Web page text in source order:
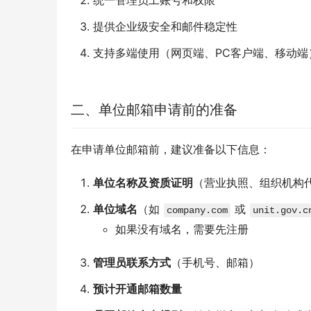
提供企业级安全和邮件稳定性
支持多端使用（网页端、PC客户端、移动端
二、单位邮箱申请前的准备
在申请单位邮箱前，建议准备以下信息：
单位名称及资质证明 （营业执照、组织机构
单位域名 （如 company.com 或
如果没有域名，需要先注册
管理员联系方式 （手机号、邮箱）
预计开通邮箱数量